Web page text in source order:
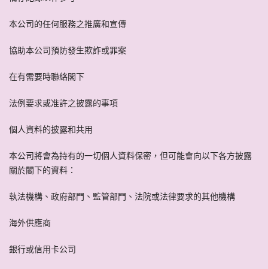
本公司的任何服務之推廣和宣傳
協助本公司預防發生欺詐或罪案
在有需要時聯絡閣下
法例要求或准許之披露的事項
個人資料的披露和共用
本公司將會為持有的一切個人資料保密，但可能會向以下各方披露
關於閣下的資料：
執法機構、政府部門、監管部門、法院或法律要求的其他機構
海外供應商
銀行或信用卡公司